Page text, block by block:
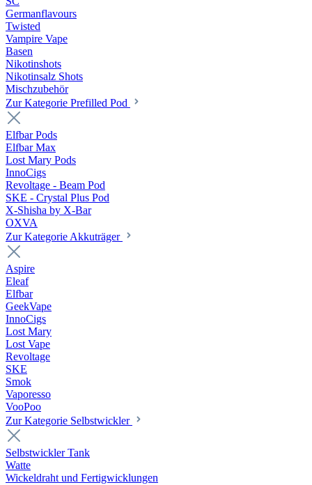
Germanflavours
Twisted
Vampire Vape
Basen
Nikotinshots
Nikotinsalz Shots
Mischzubehör
Zur Kategorie Prefilled Pod
Elfbar Pods
Elfbar Max
Lost Mary Pods
InnoCigs
Revoltage - Beam Pod
SKE - Crystal Plus Pod
X-Shisha by X-Bar
OXVA
Zur Kategorie Akkuträger
Aspire
Eleaf
Elfbar
GeekVape
InnoCigs
Lost Mary
Lost Vape
Revoltage
SKE
Smok
Vaporesso
VooPoo
Zur Kategorie Selbstwickler
Selbstwickler Tank
Watte
Wickeldraht und Fertigwicklungen